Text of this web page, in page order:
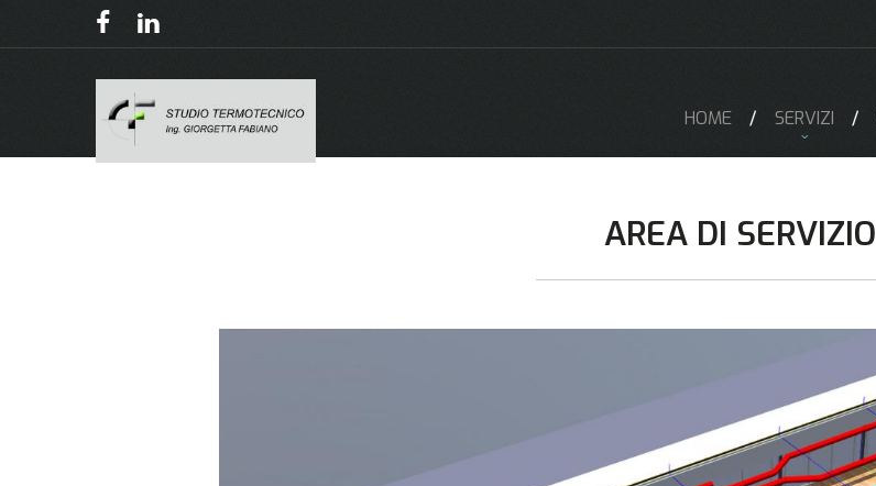
HOME SERVIZI
AREA DI SERVIZIO